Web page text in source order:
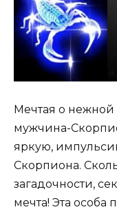
Мечтая о
мужчина-
яркую,
Скорпиона.
загадочности,
мечта! Эта особа